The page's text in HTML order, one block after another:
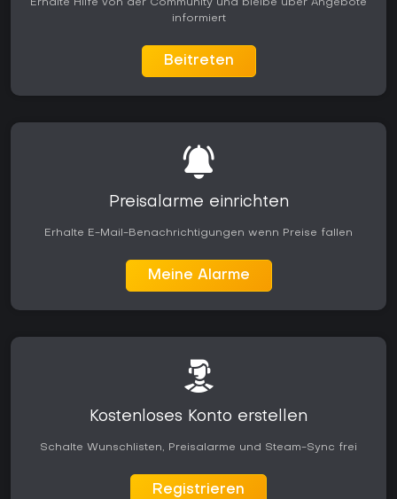
Erhalte Hilfe von der Community und bleibe über Angebote
informiert
Beitreten
Preisalarme einrichten
Erhalte E-Mail-Benachrichtigungen wenn Preise fallen
Meine Alarme
Kostenloses Konto erstellen
Schalte Wunschlisten, Preisalarme und Steam-Sync frei
Registrieren